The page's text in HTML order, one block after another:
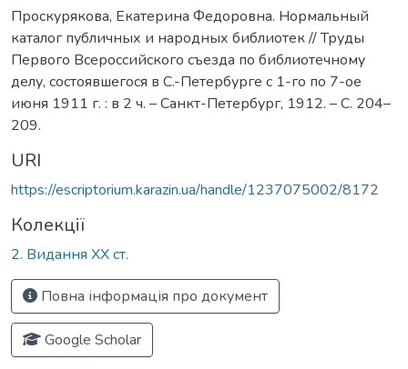
Проскурякова, Екатерина Федоровна. Нормальный
каталог публичных и народных библиотек // Труды
Первого Всероссийского съезда по библиотечному
делу, состоявшегося в С.-Петербурге с 1-го по 7-ое
июня 1911 г. : в 2 ч. – Санкт-Петербург, 1912. – С. 204–
209.
URI
https://escriptorium.karazin.ua/handle/1237075002/8172
Колекції
2. Видання ХХ ст.
Повна інформація про документ
Google Scholar